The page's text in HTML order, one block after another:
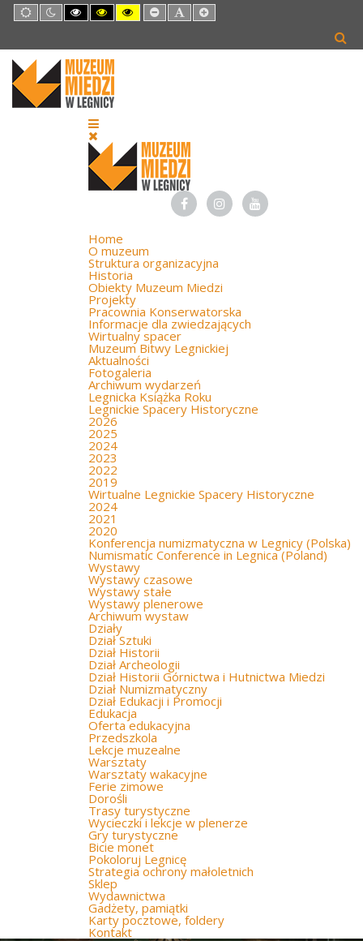
Default
mode
Night
mode
High
Contrast
mode
High
Contrast
mode
High
Contrast
mode
Set
Smaller
Set
Default
Set
Larger
Home
O muzeum
Struktura organizacyjna
Historia
Obiekty Muzeum Miedzi
Projekty
Pracownia Konserwatorska
Informacje dla zwiedzających
Wirtualny spacer
Muzeum Bitwy Legnickiej
Aktualności
Fotogaleria
Archiwum wydarzeń
Legnicka Książka Roku
Legnickie Spacery Historyczne
2026
2025
2024
2023
2022
2019
Wirtualne Legnickie Spacery Historyczne
2024
2021
2020
Konferencja numizmatyczna w Legnicy (Polska)
Numismatic Conference in Legnica (Poland)
Wystawy
Wystawy czasowe
Wystawy stałe
Wystawy plenerowe
Archiwum wystaw
Działy
Dział Sztuki
Dział Historii
Dział Archeologii
Dział Historii Górnictwa i Hutnictwa Miedzi
Dział Numizmatyczny
Dział Edukacji i Promocji
Edukacja
Oferta edukacyjna
Przedszkola
Lekcje muzealne
Warsztaty
Warsztaty wakacyjne
Ferie zimowe
Dorośli
Trasy turystyczne
Wycieczki i lekcje w plenerze
Gry turystyczne
Bicie monet
Pokoloruj Legnicę
Strategia ochrony małoletnich
Sklep
Wydawnictwa
Gadżety, pamiątki
Karty pocztowe, foldery
Kontakt